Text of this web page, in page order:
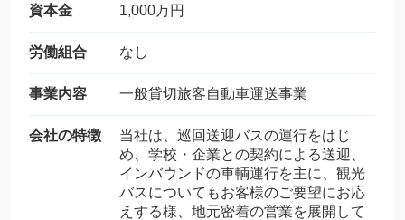
資本金 1,000万円
労働組合 なし
事業内容 一般貸切旅客自動車運送事業
会社の特徴
当社は、巡回送迎バスの運行をはじ
め、学校・企業との契約による送迎、
インバウンドの車輌運行を主に、観光
バスについてもお客様のご要望にお応
えする様、地元密着の営業を展開して